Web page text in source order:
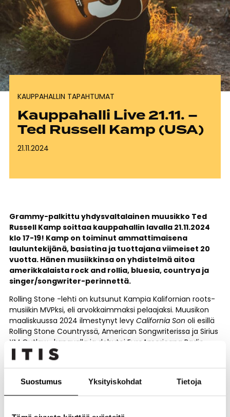
Suostumus Yksityiskohdat Tietoja
Kauppahalli Live 21.11. –
Ted Russell Kamp (USA)
KAUPPAHALLIN TAPAHTUMAT
21.11.2024
Grammy-palkittu yhdysvaltalainen muusikko Ted
Russell Kamp soittaa kauppahallin lavalla 21.11.2024
klo 17-19! Kamp on toiminut ammattimaisena
lauluntekijänä, basistina ja tuottajana viimeiset 20
vuotta. Hänen musiikkinsa on yhdistelmä aitoa
amerikkalaista rock and rollia, bluesia, countrya ja
singer/songwriter-perinnettä.
Rolling Stone -lehti on kutsunut Kampia Kalifornian roots-
musiikin MVPksi, eli arvokkaimmaksi pelaajaksi. Muusikon
maaliskuussa 2024 ilmestynyt levy California Son oli esillä
Rolling Stone Countryssä, American Songwriterissa ja Sirius
XM Outlaw -kanavalla ja debytoi EuroAmericana Radio -
listan sijalla kolme. Kampin kaksi edellistä levyä,
(2022) ja
Down in The Den
Kamp ei ole pelkästään laulaja-lauluntekijä ja artisti, joka
on myös ollut jäsenenä Shooter Jenningsin yhtyeessä yli